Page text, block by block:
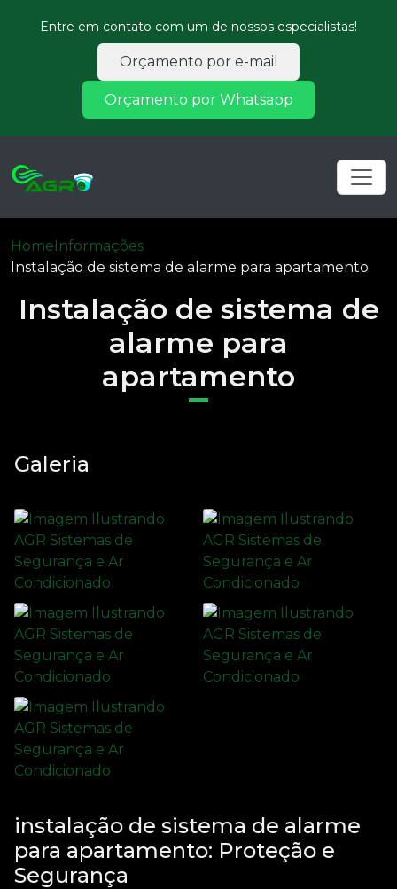
Entre em contato com um de nossos especialistas!
Orçamento por e-mail
Orçamento por Whatsapp
HomeInformações
Instalação de sistema de alarme para apartamento
Instalação de sistema de
alarme para
apartamento
Galeria
instalação de sistema de alarme
para apartamento: Proteção e
Segurança